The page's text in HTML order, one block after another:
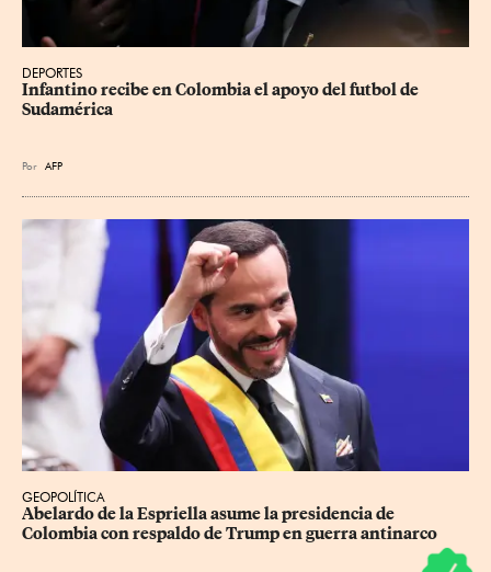
DEPORTES
Infantino recibe en Colombia el apoyo del futbol de
Sudamérica
Por AFP
GEOPOLÍTICA
Abelardo de la Espriella asume la presidencia de
Colombia con respaldo de Trump en guerra antinarco